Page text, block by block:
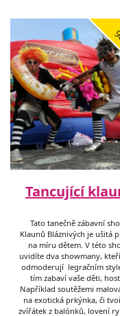
Tancující
Tato tanečně zábavní
Klaunů Bláznivých je ušitá
na míru dětem. V této
uvidíte dva showmany,
odmoderují legračním
tím zabaví vaše děti,
Například soutěžemi
na exotická prkýnka, či
zvířátek z balónků, lovení